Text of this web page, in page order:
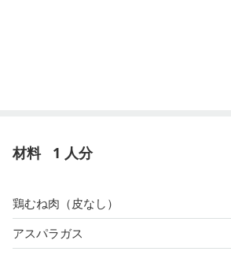
材料 1 人分
鶏むね肉（皮なし）
アスパラガス